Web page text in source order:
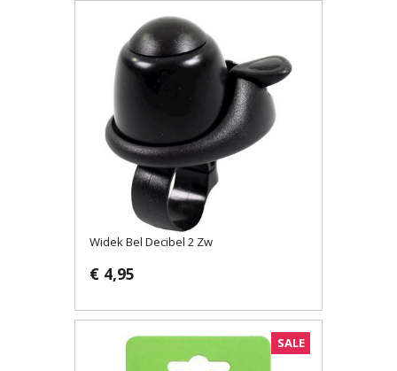
Widek Bel Decibel 2 Zw
€ 4,95
SALE